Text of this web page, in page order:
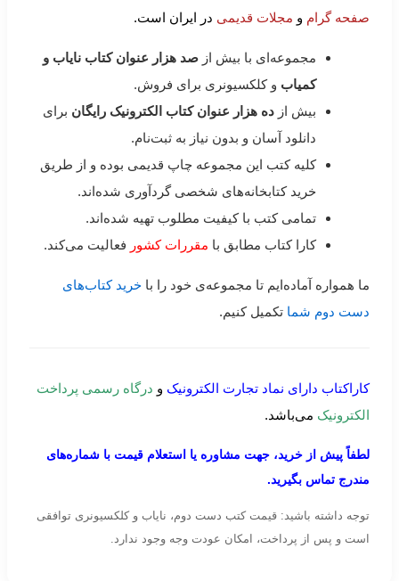
صفحه گرام و مجلات قدیمی در ایران است.
مجموعه‌ای با بیش از صد هزار عنوان کتاب نایاب و
کمیاب و کلکسیونری برای فروش.
بیش از ده هزار عنوان کتاب الکترونیک رایگان برای
دانلود آسان و بدون نیاز به ثبت‌نام.
کلیه کتب این مجموعه چاپ قدیمی بوده و از طریق
خرید کتابخانه‌های شخصی گردآوری شده‌اند.
تمامی کتب با کیفیت مطلوب تهیه شده‌اند.
کارا کتاب مطابق با مقررات کشور فعالیت می‌کند.
ما همواره آماده‌ایم تا مجموعه‌ی خود را با خرید کتاب‌های
دست دوم شما تکمیل کنیم.
کاراکتاب دارای نماد تجارت الکترونیک و درگاه رسمی پرداخت
الکترونیک می‌باشد.
لطفاً پیش از خرید، جهت مشاوره یا استعلام قیمت با شماره‌های
مندرج تماس بگیرید.
توجه داشته باشید: قیمت کتب دست دوم، نایاب و کلکسیونری توافقی
است و پس از پرداخت، امکان عودت وجه وجود ندارد.